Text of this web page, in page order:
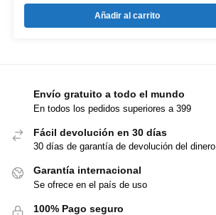
Añadir al carrito
Envío gratuito a todo el mundo
En todos los pedidos superiores a 399
Fácil devolución en 30 días
30 días de garantía de devolución del dinero
Garantía internacional
Se ofrece en el país de uso
100% Pago seguro